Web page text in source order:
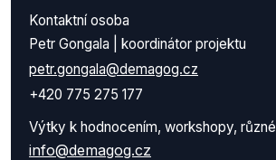
Kontaktní osoba
Petr Gongala | koordinátor projektu
petr.gongala@demagog.cz
+420 775 275 177
Výtky k hodnocením, workshopy, různé
info@demagog.cz